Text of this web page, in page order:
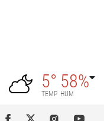
5°
TEMP
58%
HUM